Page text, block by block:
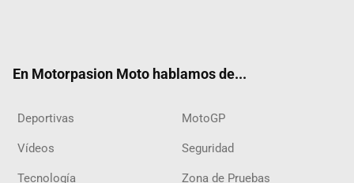
En Motorpasion Moto hablamos de...
Deportivas MotoGP
Vídeos Seguridad
Tecnología Zona de Pruebas